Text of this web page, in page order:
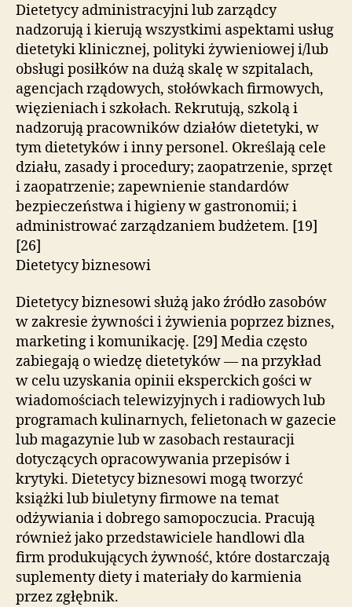
Dietetycy administracyjni lub zarządcy
nadzorują i kierują wszystkimi aspektami usług
dietetyki klinicznej, polityki żywieniowej i/lub
obsługi posiłków na dużą skalę w szpitalach,
agencjach rządowych, stołówkach firmowych,
więzieniach i szkołach. Rekrutują, szkolą i
nadzorują pracowników działów dietetyki, w
tym dietetyków i inny personel. Określają cele
działu, zasady i procedury; zaopatrzenie, sprzęt
i zaopatrzenie; zapewnienie standardów
bezpieczeństwa i higieny w gastronomii; i
administrować zarządzaniem budżetem. [19]
[26]
Dietetycy biznesowi
Dietetycy biznesowi służą jako źródło zasobów
w zakresie żywności i żywienia poprzez biznes,
marketing i komunikację. [29] Media często
zabiegają o wiedzę dietetyków — na przykład
w celu uzyskania opinii eksperckich gości w
wiadomościach telewizyjnych i radiowych lub
programach kulinarnych, felietonach w gazecie
lub magazynie lub w zasobach restauracji
dotyczących opracowywania przepisów i
krytyki. Dietetycy biznesowi mogą tworzyć
książki lub biuletyny firmowe na temat
odżywiania i dobrego samopoczucia. Pracują
również jako przedstawiciele handlowi dla
firm produkujących żywność, które dostarczają
suplementy diety i materiały do ​​karmienia
przez zgłębnik.